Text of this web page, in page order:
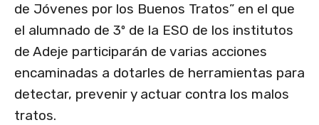
de Jóvenes por los Buenos Tratos” en el que
el alumnado de 3º de la ESO de los institutos
de Adeje participarán de varias acciones
encaminadas a dotarles de herramientas para
detectar, prevenir y actuar contra los malos
tratos.